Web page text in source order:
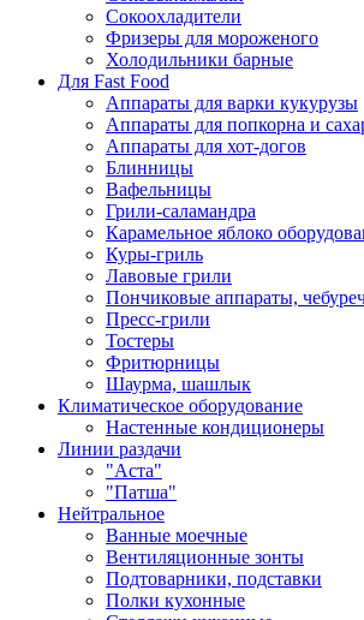
Сокоохладители
Фризеры для мороженого
Холодильники барные
Для Fast Food
Аппараты для варки кукурузы
Аппараты для попкорна и
Аппараты для хот-догов
Блинницы
Вафельницы
Грили-саламандра
Карамельное яблоко
Куры-гриль
Лавовые грили
Пончиковые аппараты,
Пресс-грили
Тостеры
Фритюрницы
Шаурма, шашлык
Климатическое оборудование
Настенные кондиционеры
Линии раздачи
"Аста"
"Патша"
Нейтральное
Ванные моечные
Вентиляционные зонты
Подтоварники, подставки
Полки кухонные